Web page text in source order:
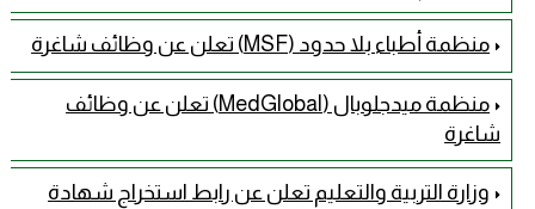
منظمة أطباء بلا حدود (MSF) تعلن عن وظائف شاغرة
منظمة ميدجلوبال (MedGlobal) تعلن عن وظائف
شاغرة
وزارة التربية والتعليم تعلن عن رابط استخراج شهادة